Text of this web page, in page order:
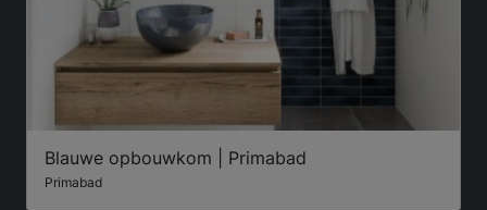
Blauwe opbouwkom | Primabad
Primabad